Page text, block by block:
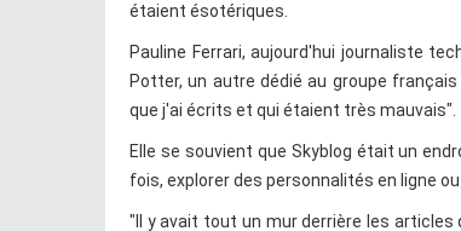
étaient ésotériques.
Pauline Ferrari, aujourd'hui journaliste
Potter, un autre dédié au groupe
que j'ai écrits et qui étaient très mauvais".
Elle se souvient que Skyblog était un
fois, explorer des personnalités en ligne
"Il y avait tout un mur derrière les